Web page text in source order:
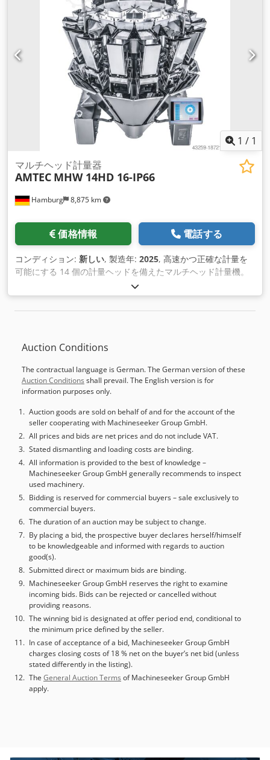
1 / 1
Hamburg 8,875 km
マルチヘッド計量器
AMTEC MHW 14HD 16-IP66
価格情報 電話する
コンディション: 新しい, 製造年: 2025, 高速かつ正確な計量を
可能にする 14 個の計量ヘッドを備えたマルチヘッド計量機。
保護等級 IP66 を備え、特に頻繁に機械を洗浄する必要がある
製品 (冷凍食品や冷凍食品など) に適しています。 - 仕様: アイ
ドル時の最大機械サイクル速度: 120 サイクル/分。重量範囲：
2kW;機械寸法：L1600xW1210xH1550mm。 Crsdpfxov
いのでご了承ください。梱包作業についてお気軽にお問い合わ
せください。 - 通常、在庫からすぐに入手できる新しいマシン
は 30 ～ 50 種類あります。さらに、お客様の仕様に合わせて製
造される機械の納期は約 3 週間と非常に短くなっています。 -
すべてのマシンには完全な保証が付いています。
Auction Conditions
The contractual language is German. The German version of these
Auction Conditions shall prevail. The English version is for
information purposes only.
Auction goods are sold on behalf of and for the account of the
seller cooperating with Machineseeker Group GmbH.
All prices and bids are net prices and do not include VAT.
Stated dismantling and loading costs are binding.
All information is provided to the best of knowledge –
Machineseeker Group GmbH generally recommends to inspect
used machinery.
Bidding is reserved for commercial buyers – sale exclusively to
commercial buyers.
The duration of an auction may be subject to change.
By placing a bid, the prospective buyer declares herself/himself
to be knowledgeable and informed with regards to auction
good(s).
Submitted direct or maximum bids are binding.
Machineseeker Group GmbH reserves the right to examine
incoming bids. Bids can be rejected or cancelled without
providing reasons.
The winning bid is designated at offer period end, conditional to
the minimum price defined by the seller.
In case of acceptance of a bid, Machineseeker Group GmbH
charges closing costs of 18 % net on the buyer’s net bid (unless
stated differently in the listing).
The General Auction Terms of Machineseeker Group GmbH
apply.